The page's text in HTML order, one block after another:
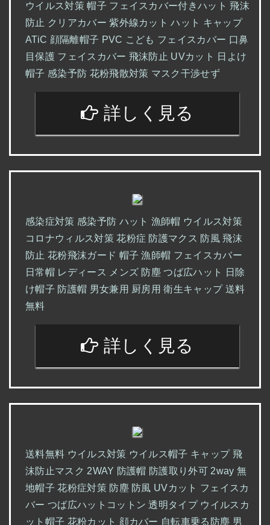
ウイルス対策 帽子 フェイスカバー付きハット 飛沫
防止 クリアカバー 紫外線カット ハット キャップ
ATiC 顔隔離帽子 PVC こども フェイスカバー 口鼻
目保護 フェイスカバー 飛沫防止 UVカット 日よけ
帽子 感染予防 花粉飛散対策 マスク干渉せず
詳しく見る
感染症対策 感染予防 ハット 漁師帽 ウイルス対策
コロナウィルス対策 花粉症 防護マクス 防風 飛沫
防止 花粉飛沫ガード 帽子 漁師帽 フェイスカバー
日常帽 レディース メンズ 防塵 つば広ハット 日除
け帽子 防護帽 男女兼用 厨房用 衛生キャップ 送料
無料
詳しく見る
送料無料 ウイルス対策 ウイルス帽子 キャップ 飛
沫防止マスク 2WAY 防護帽 防護取り外可 2way 無
地帽子 花粉症対策 防塵 防風 UVカット フェイスカ
バー つば広ハットコットン 透明タイプ ウイルスカ
ット帽子 花粉カット 顔カバー 自転車乗る防塵 男